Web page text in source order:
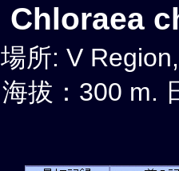
Chloraea
場所: V
海拔：300 m.